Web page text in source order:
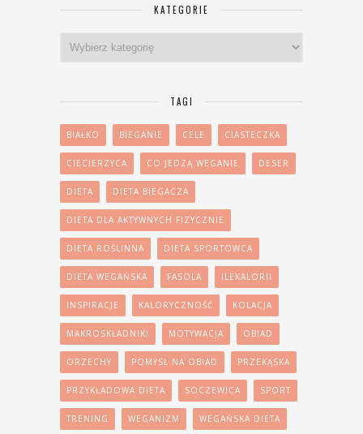
KATEGORIE
TAGI
BIAŁKO BIEGANIE CELE CIASTECZKA
CIECIERZYCA CO JEDZĄ WEGANIE DESER
DIETA DIETA BIEGACZA
DIETA DLA AKTYWNYCH FIZYCZNIE
DIETA ROŚLINNA DIETA SPORTOWCA
DIETA WEGAŃSKA FASOLA ILEKALORII
INSPIRACJE KALORYCZNOŚĆ KOLACJA
MAKROSKŁADNIKI MOTYWACJA OBIAD
ORZECHY POMYSŁ NA OBIAD PRZEKĄSKA
PRZYKŁADOWA DIETA SOCZEWICA SPORT
TRENING WEGANIZM WEGAŃSKA DIETA